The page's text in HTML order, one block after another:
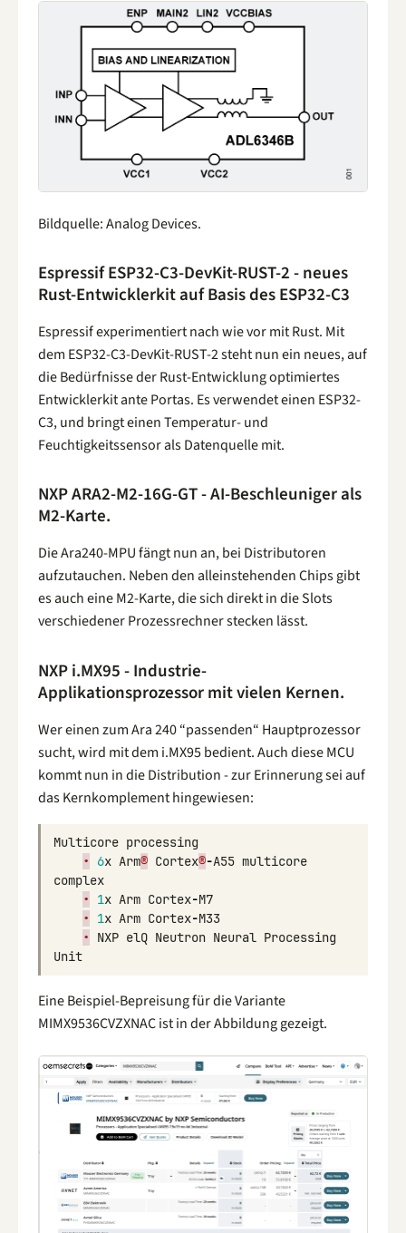
Bildquelle: Analog Devices.
Espressif ESP32-C3-DevKit-RUST-2 - neues
Rust-Entwicklerkit auf Basis des ESP32-C3
Espressif experimentiert nach wie vor mit Rust. Mit
dem ESP32-C3-DevKit-RUST-2 steht nun ein neues, auf
die Bedürfnisse der Rust-Entwicklung optimiertes
Entwicklerkit ante Portas. Es verwendet einen ESP32-
C3, und bringt einen Temperatur- und
Feuchtigkeitssensor als Datenquelle mit.
NXP ARA2-M2-16G-GT - AI-Beschleuniger als
M2-Karte.
Die Ara240-MPU fängt nun an, bei Distributoren
aufzutauchen. Neben den alleinstehenden Chips gibt
es auch eine M2-Karte, die sich direkt in die Slots
verschiedener Prozessrechner stecken lässt.
NXP i.MX95 - Industrie-
Applikationsprozessor mit vielen Kernen.
Wer einen zum Ara 240 “passenden“ Hauptprozessor
sucht, wird mit dem i.MX95 bedient. Auch diese MCU
kommt nun in die Distribution - zur Erinnerung sei auf
das Kernkomplement hingewiesen:
Multicore processing
•
6x Arm® Cortex®-A55 multicore
complex
•
1x Arm Cortex-M7
•
1x Arm Cortex-M33
•
NXP elQ Neutron Neural Processing
Unit
Eine Beispiel-Bepreisung für die Variante
MIMX9536CVZXNAC ist in der Abbildung gezeigt.